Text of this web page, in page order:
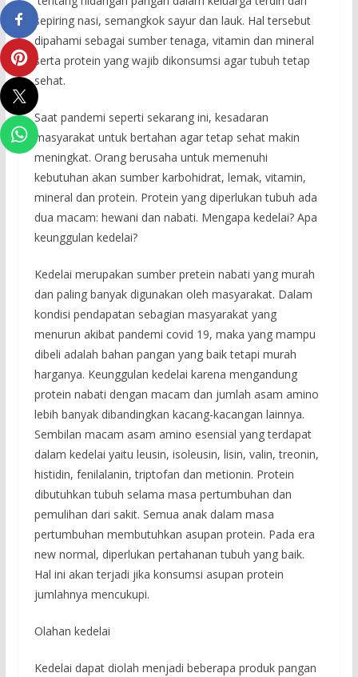
sepiring nasi, semangkok sayur dan lauk. Hal tersebut
dipahami sebagai sumber tenaga, vitamin dan mineral
serta protein yang wajib dikonsumsi agar tubuh tetap
sehat.
Saat pandemi seperti sekarang ini, kesadaran
masyarakat untuk bertahan agar tetap sehat makin
meningkat. Orang berusaha untuk memenuhi
kebutuhan akan sumber karbohidrat, lemak, vitamin,
mineral dan protein. Protein yang diperlukan tubuh ada
dua macam: hewani dan nabati. Mengapa kedelai? Apa
keunggulan kedelai?
Kedelai merupakan sumber pretein nabati yang murah
dan paling banyak digunakan oleh masyarakat. Dalam
kondisi pendapatan sebagian masyarakat yang
menurun akibat pandemi covid 19, maka yang mampu
dibeli adalah bahan pangan yang baik tetapi murah
harganya. Keunggulan kedelai karena mengandung
protein nabati dengan macam dan jumlah asam amino
lebih banyak dibandingkan kacang-kacangan lainnya.
Sembilan macam asam amino esensial yang terdapat
dalam kedelai yaitu leusin, isoleusin, lisin, valin, treonin,
histidin, fenilalanin, triptofan dan metionin. Protein
dibutuhkan tubuh selama masa pertumbuhan dan
pemulihan dari sakit. Semua anak dalam masa
pertumbuhan membutuhkan asupan protein. Pada era
new normal, diperlukan pertahanan tubuh yang baik.
Hal ini akan terjadi jika konsumsi asupan protein
jumlahnya mencukupi.
Olahan kedelai
Kedelai dapat diolah menjadi beberapa produk pangan